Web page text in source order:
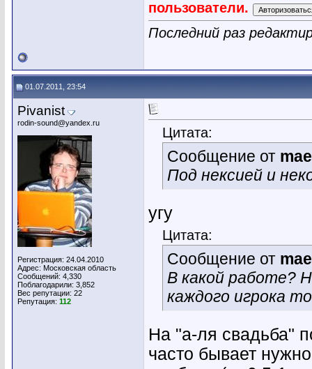
пользователи.
Последний раз
01.07.2011, 23:54
Pivanist
rodin-sound@yandex.ru
Регистрация: 24.04.2010
Адрес: Московская область
Сообщений: 4,330
Поблагодарили: 3,852
Вес репутации: 22
Репутация: 112
Цитата:
Сообщение от
Под нексией и
угу
Цитата:
Сообщение от
В какой работе?
каждого игрока
На "а-ля свадьба"
часто бывает